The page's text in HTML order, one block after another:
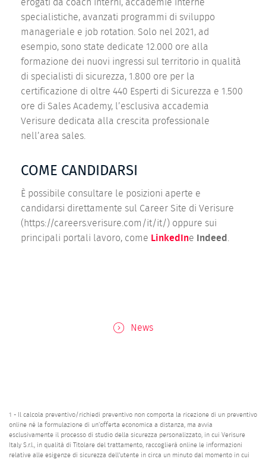
erogati da coach interni, accademie interne
specialistiche, avanzati programmi di sviluppo
manageriale e job rotation. Solo nel 2021, ad
esempio, sono state dedicate 12.000 ore alla
formazione dei nuovi ingressi sul territorio in qualità
di specialisti di sicurezza, 1.800 ore per la
certificazione di oltre 440 Esperti di Sicurezza e 1.500
ore di Sales Academy, l’esclusiva accademia
Verisure dedicata alla crescita professionale
nell’area sales.
COME CANDIDARSI
È possibile consultare le posizioni aperte e
candidarsi direttamente sul Career Site di Verisure
(https://careers.verisure.com/it/it/) oppure sui
principali portali lavoro, come LinkedIne Indeed
News
1 - Il calcola preventivo/richiedi preventivo non comporta la ricezione di un preventivo
online né la formulazione di un’offerta economica a distanza, ma avvia
esclusivamente il processo di studio della sicurezza personalizzato, in cui Verisure
Italy S.r.l., in qualità di Titolare del trattamento, raccoglierà online le informazioni
relative alle esigenze di sicurezza dell'utente in circa un minuto dal momento in cui